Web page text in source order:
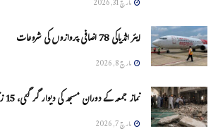
مارچ 31, 2026
ایئر انڈیاکی 78 اضافی پروازوں کی شروعات
مارچ 8, 2026
نماز جمعہ کے دوران مسجد کی دیوار گر گئی، 15 زخمی
مارچ 7, 2026